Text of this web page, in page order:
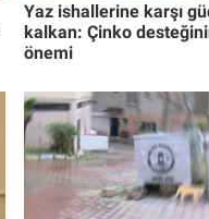
Yaz ishallerine karşı
kalkan: Çinko
önemi